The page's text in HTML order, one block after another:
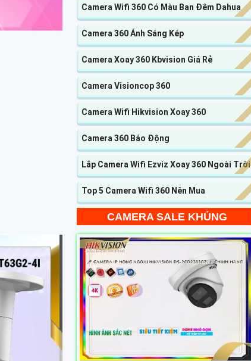
Camera Wifi 360 Có Màu Ban Đêm Dahua
Camera 360 Ánh Sáng Kép
Camera Xoay 360 Kbvision Giá Rẻ
Camera Visioncop 360
Camera Wifi Hikvision Xoay 360
Camera 360 Báo Động
Lắp Camera Wifi Ezviz Xoay 360 Ngoài Trời
Top 5 Camera Wifi 360 Nên Mua
CAMERA SALE KHỦNG